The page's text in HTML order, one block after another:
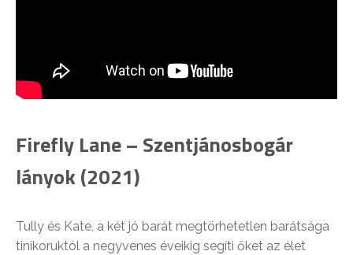
Firefly Lane – Szentjánosbogár
lányok (2021)
Tully és Kate, a két jó barát megtörhetetlen barátsága
tinikoruktól a negyvenes éveikig segíti őket az élet